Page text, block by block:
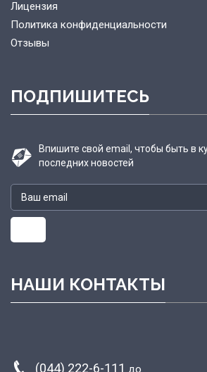
Лицензия
Политика конфиденциальности
Отзывы
ПОДПИШИТЕСЬ
Впишите свой email, чтобы быть в
последних новостей
НАШИ КОНТАКТЫ
(044) 222-6-111 до